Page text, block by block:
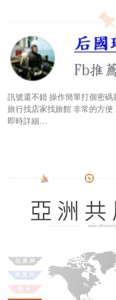
訊號還不錯 操作簡單打個密
旅行找店家找旅館 非常的方
即時詳細…